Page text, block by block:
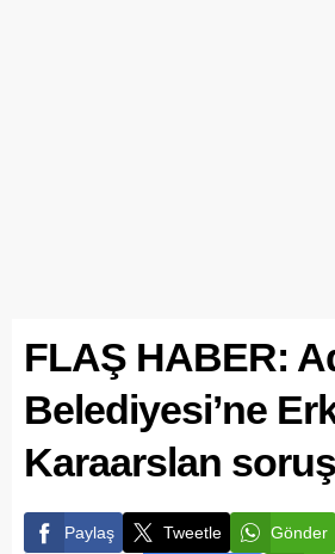
FLAŞ HABER:
Belediyesi’ne
Karaarslan
Paylaş Tweetle Gönder